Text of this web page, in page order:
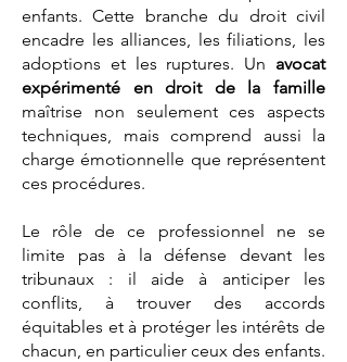
enfants. Cette branche du droit civil
encadre les alliances, les filiations, les
adoptions et les ruptures. Un avocat
expérimenté en droit de la famille
maîtrise non seulement ces aspects
techniques, mais comprend aussi la
charge émotionnelle que représentent
ces procédures.
Le rôle de ce professionnel ne se
limite pas à la défense devant les
tribunaux : il aide à anticiper les
conflits, à trouver des accords
équitables et à protéger les intérêts de
chacun, en particulier ceux des enfants.